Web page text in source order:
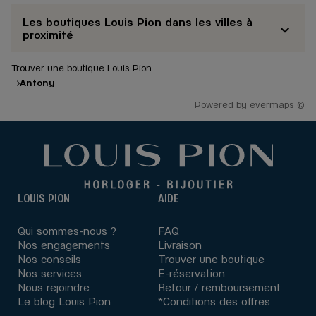
Les boutiques Louis Pion dans les villes à
proximité
Trouver une boutique Louis Pion
Antony
Powered by evermaps ©
LOUIS PION
Qui sommes-nous ?
Nos engagements
Nos conseils
Nos services
Nous rejoindre
Le blog Louis Pion
AIDE
FAQ
Livraison
Trouver une boutique
E-réservation
Retour / remboursement
*Conditions des offres